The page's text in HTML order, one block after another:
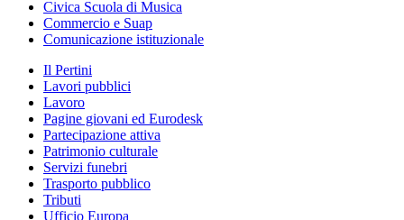
Civica Scuola di Musica
Commercio e Suap
Comunicazione istituzionale
Il Pertini
Lavori pubblici
Lavoro
Pagine giovani ed Eurodesk
Partecipazione attiva
Patrimonio culturale
Servizi funebri
Trasporto pubblico
Tributi
Ufficio Europa